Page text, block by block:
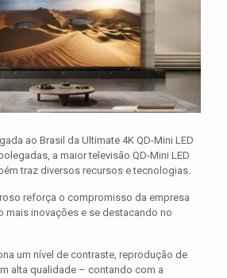
ao Brasil da Ultimate 4K QD-Mini LED
a maior televisão QD-Mini LED
traz diversos recursos e tecnologias.
reforça o compromisso da empresa
mais inovações e se destacando no
um nível de contraste, reprodução de
alta qualidade – contando com a